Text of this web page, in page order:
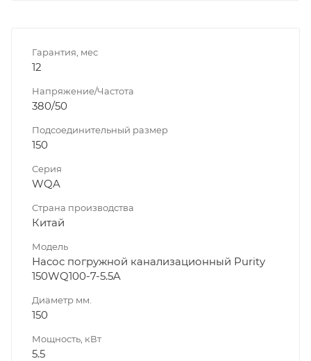
Гарантия, мес
12
Напряжение/Частота
380/50
Подсоединительный размер
150
Серия
WQA
Страна производства
Китай
Модель
Насос погружной канализационный Purity
150WQ100-7-5.5A
Диаметр мм.
150
Мощность, кВт
5.5